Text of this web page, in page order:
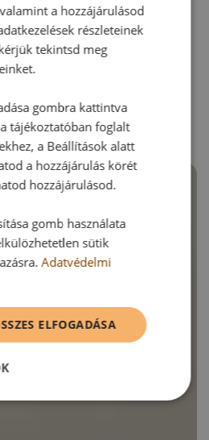
jelentkezz be!a hozzájárulásod
részleteinek
tekintsd meg
gombra kattintva
tájékoztatóban foglalt
a Beállítások alatt
a hozzájárulás körét
hozzájárulásod.
gomb használata
sütik
Adatvédelmi
ELFOGADÁSA